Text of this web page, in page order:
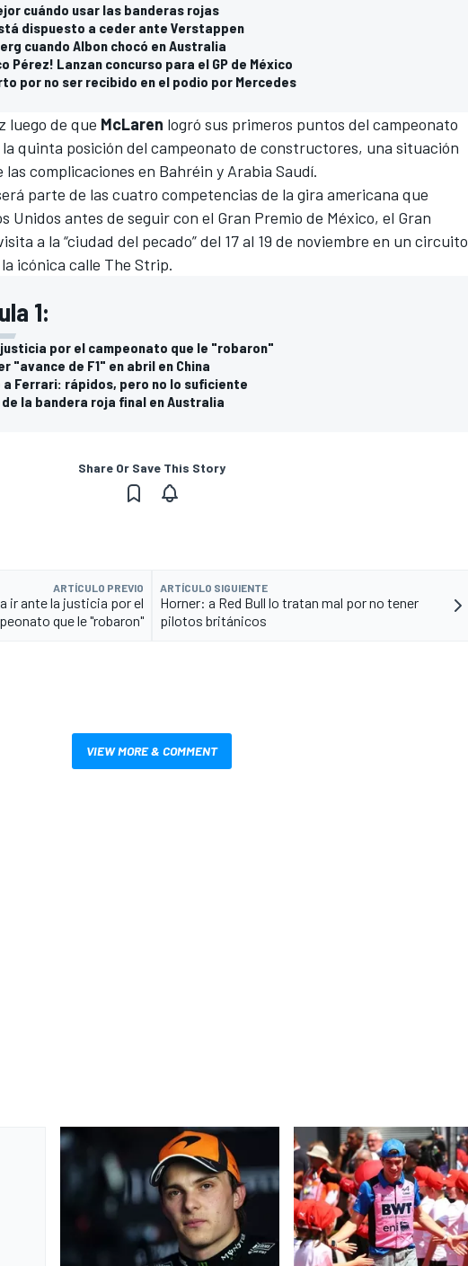
cuándo usar las banderas rojas
dispuesto a ceder ante Verstappen
cuando Albon chocó en Australia
Pérez! Lanzan concurso para el GP de México
por no ser recibido en el podio por Mercedes
luego de que McLaren logró sus primeros puntos del campeonato
quinta posición del campeonato de constructores, una situación
complicaciones en Bahréin y Arabia Saudí.
parte de las cuatro competencias de la gira americana que
Unidos antes de seguir con el Gran Premio de México, el Gran
a la “ciudad del pecado” del 17 al 19 de noviembre en un circuito
icónica calle The Strip.
1:
por el campeonato que le "robaron"
"avance de F1" en abril en China
a Ferrari: rápidos, pero no lo suficiente
la bandera roja final en Australia
Share Or Save This Story
ARTÍCULO PREVIO
ir ante la justicia por el
que le "robaron"
ARTÍCULO SIGUIENTE
Horner: a Red Bull lo tratan mal por no tener
pilotos británicos
VIEW MORE & COMMENT